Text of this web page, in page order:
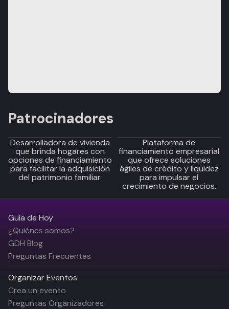
Patrocinadores
Desarrolladora de vivienda
que brinda hogares con
opciones de financiamiento
para facilitar la adquisición
del patrimonio familiar.
Plataforma de
financiamiento empresarial
que ofrece soluciones
ágiles de crédito y liquidez
para impulsar el
crecimiento de negocios.
Guía de Hoy
¿Quiénes somos?
GDH Blog
Preguntas Frecuentes
Organizar Eventos
Crea un evento
Preguntas Organizadores